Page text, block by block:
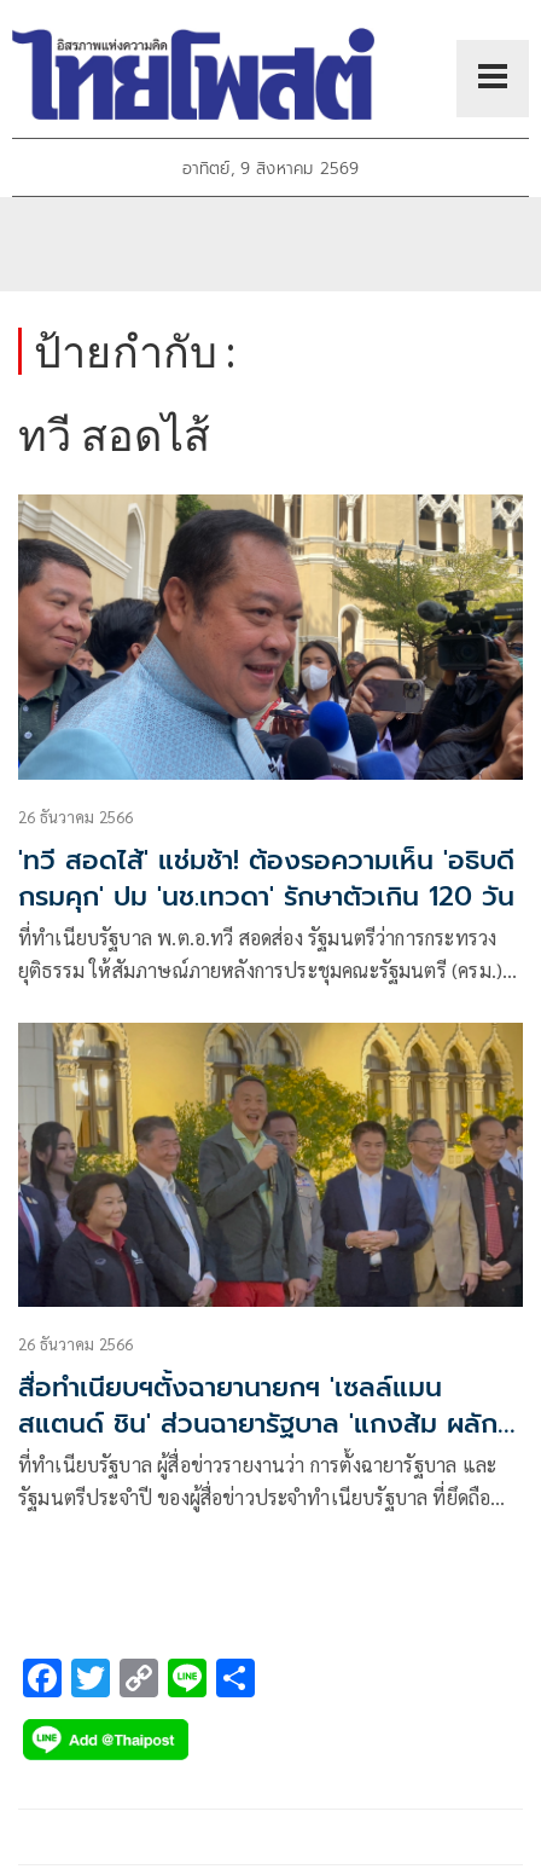
อาทิตย์, 9 สิงหาคม 2569
ป้ายกำกับ :
ทวี สอดไส้
26 ธันวาคม 2566
'ทวี สอดไส้' แช่มช้า! ต้องรอความเห็น 'อธิบดี
กรมคุก' ปม 'นช.เทวดา' รักษาตัวเกิน 120 วัน
ที่ทำเนียบรัฐบาล พ.ต.อ.ทวี สอดส่อง รัฐมนตรีว่าการกระทรวง
ยุติธรรม ให้สัมภาษณ์ภายหลังการประชุมคณะรัฐมนตรี (ครม.)
26 ธันวาคม 2566
สื่อทำเนียบฯตั้งฉายานายกฯ 'เซลล์แมน
สแตนด์ ชิน' ส่วนฉายารัฐบาล 'แกง​ส้ม ผลัก
รวม'
ที่ทำเนียบรัฐบาล ผู้สื่อข่าวรายงานว่า การตั้งฉายารัฐบาล และ
รัฐมนตรีประจำปี ของผู้สื่อข่าวประจำทำเนียบรัฐบาล ที่ยึดถือ
F
ac
e
T
wi
tt
C
o
p
Li